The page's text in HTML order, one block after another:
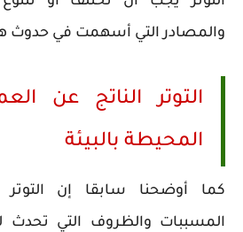
والمصادر التي أسهمت في حدوث
التوتر الناتج عن
المحيطة بالبيئة
كما أوضحنا سابقا إن
المسببات والظروف التي تحدث